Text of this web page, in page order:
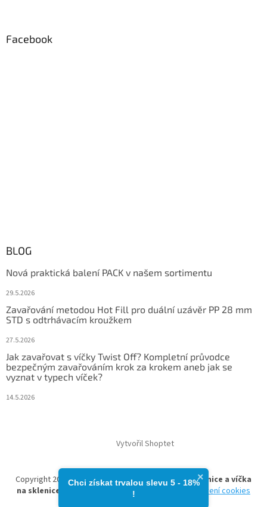
Facebook
BLOG
Nová praktická balení PACK v našem sortimentu
29.5.2026
Zavařování metodou Hot Fill pro duální uzávěr PP 28 mm
STD s odtrhávacím kroužkem
27.5.2026
Jak zavařovat s víčky Twist Off? Kompletní průvodce
bezpečným zavařováním krok za krokem aneb jak se
vyznat v typech víček?
14.5.2026
Vytvořil Shoptet
Copyright 2026zavarovacisklo.cz | Zavařovací sklenice a víčka
na sklenice
. Všechna práva vyhrazena. Upravit nastavení cookies
×
Chci získat trvalou slevu 5 - 18%​
!